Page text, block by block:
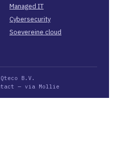
Managed IT
Cybersecurity
Soevereine cloud
B.V.
— via Mollie